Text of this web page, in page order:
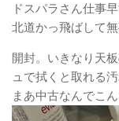
ドスパラさん仕事
北道かっ飛ばして
開封。いきなり天
ュで拭くと取れる汚
まあ中古なんでこ